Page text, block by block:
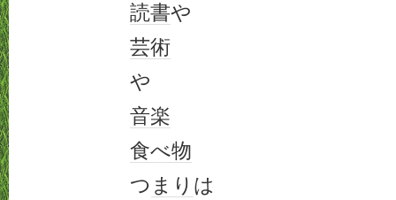
読書や
芸術
や
音楽
食べ物
つ まり は